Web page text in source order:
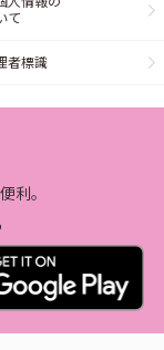
て
者標識
利。